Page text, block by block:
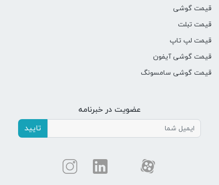
قیمت گوشی
قیمت تبلت
قیمت لپ تاپ
قیمت گوشی آیفون
قیمت گوشی سامسونگ
عضویت در خبرنامه
تایید